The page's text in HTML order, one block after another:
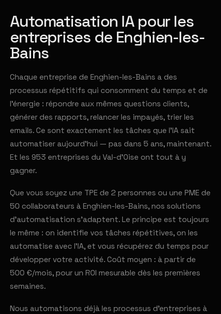
Automatisation IA pour les
entreprises de Enghien-les-
Bains
Chaque entreprise de Enghien-les-Bains a des
processus répétitifs qui consomment du temps et de
l'énergie : répondre aux mêmes questions clients,
générer des rapports, relancer les impayés, trier les
emails. Ce sont exactement les tâches que l'IA sait
automatiser aujourd'hui — pas dans 5 ans, maintenant.
Et les 953 entreprises du Val-d'Oise ont tout à y
gagner.
Que vous soyez une TPE de 2 personnes ou une PME de
50 collaborateurs à Enghien-les-Bains, nos solutions
d'automatisation s'adaptent. Le principe est toujours
le même : on identifie vos tâches répétitives, on les
automatise avec l'IA, et vous récupérez du temps pour
développer votre activité. Coût moyen : à partir de
500 €/mois, pour un ROI mesurable dès les premières
semaines.
Nous automatisons déjà les processus d'entreprises à